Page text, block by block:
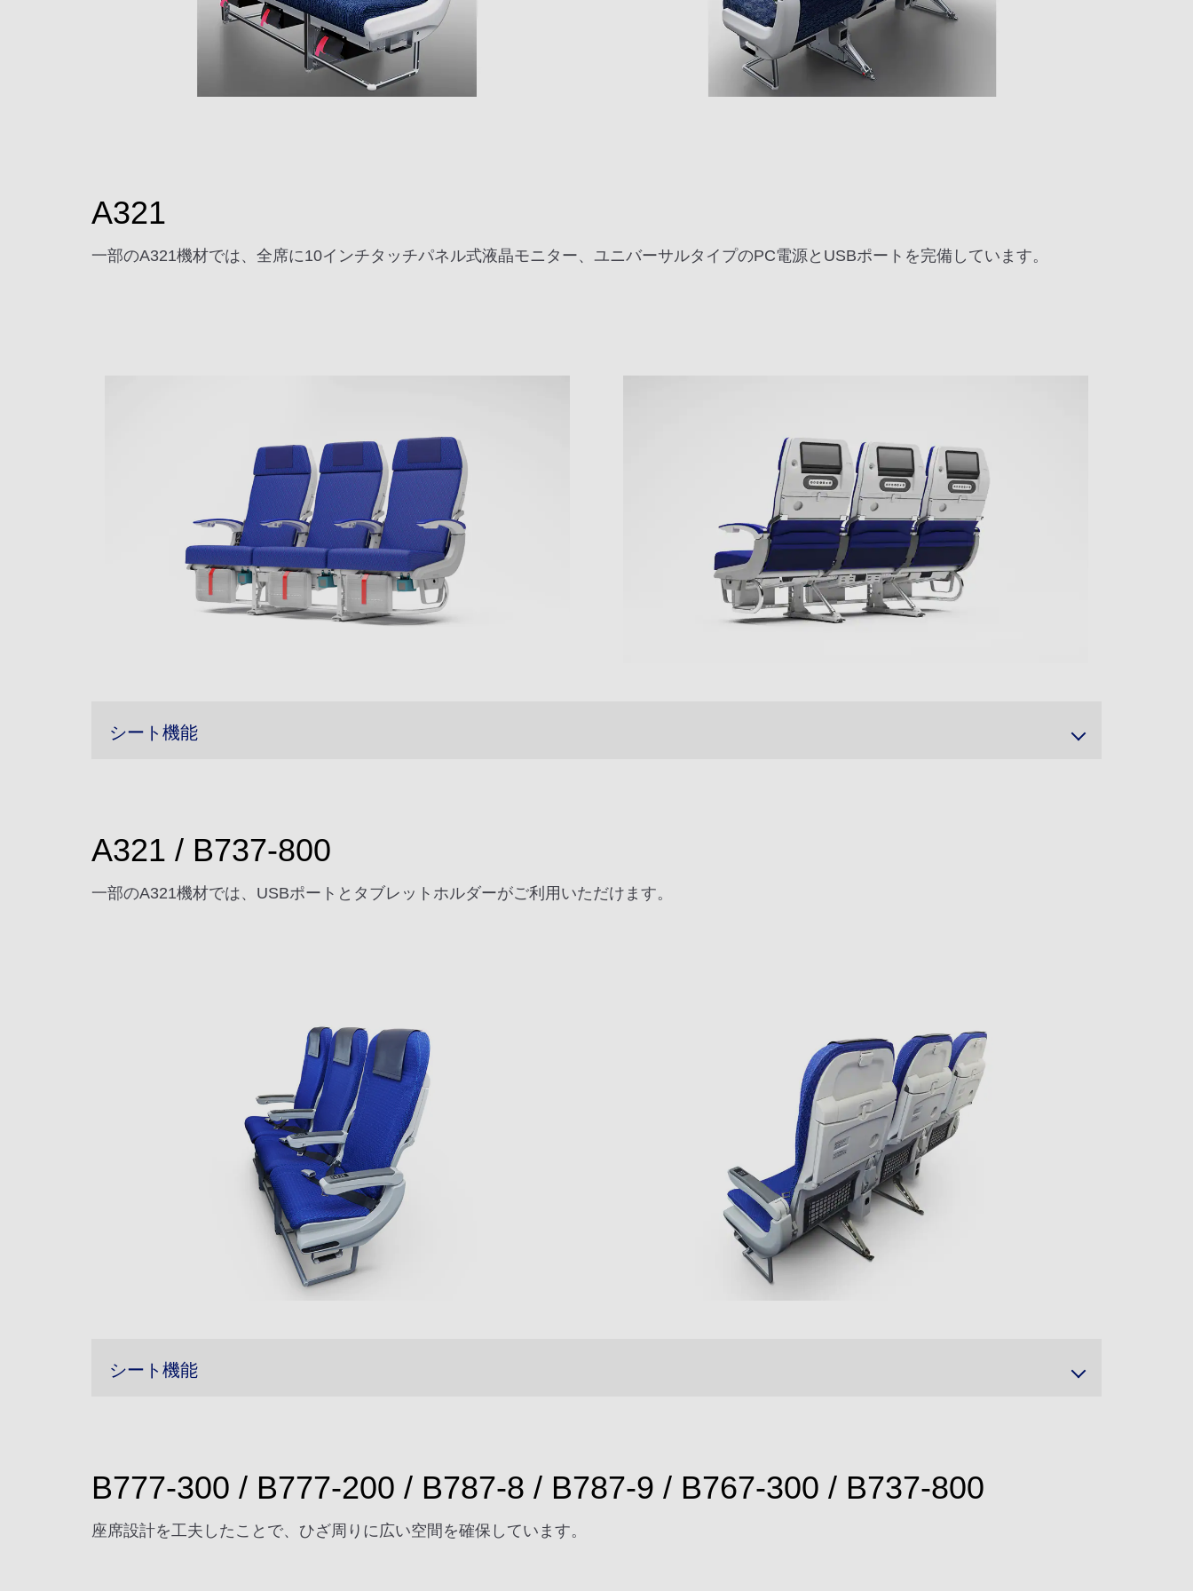
A321
一部のA321機材では、全席に10インチタッチパネル式液晶モニター、ユニバーサルタイプのPC電源とUSBポートを完備しています。
シート機能
A321 / B737-800
一部のA321機材では、USBポートとタブレットホルダーがご利用いただけます。
シート機能
B777-300 / B777-200 / B787-8 / B787-9 / B767-300 / B737-800
座席設計を工夫したことで、ひざ周りに広い空間を確保しています。